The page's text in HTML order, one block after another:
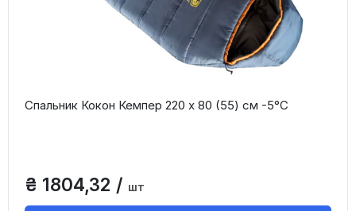
Спальник Кокон Кемпер 220 х 80 (55) см -5°С
₴ 1804,32 / шт